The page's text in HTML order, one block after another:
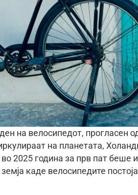
на велосипедот, прогласен
на планетата,
2025 година за прв пат беше
каде велосипедите